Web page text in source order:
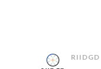
RIIDGD